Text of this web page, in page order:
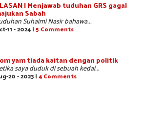
| Menjawab tuduhan GRS gagal
Sabah
Suhaimi Nasir bahawa...
11 - 2024 | 5 Comments
yam tiada kaitan dengan politik
saya duduk di sebuah kedai...
20 - 2023 | 4 Comments